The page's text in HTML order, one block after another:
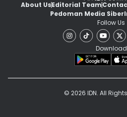
About UsEditorial Team
Pedoman Media Siber
Follow Us
Download
© 2026 IDN. All